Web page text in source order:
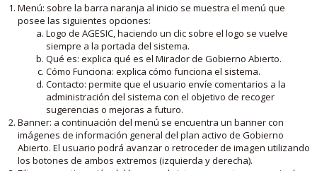
Menú: sobre la barra naranja al inicio se muestra el menú que
posee las siguientes opciones:
Logo de AGESIC, haciendo un clic sobre el logo se vuelve
siempre a la portada del sistema.
Qué es: explica qué es el Mirador de Gobierno Abierto.
Cómo Funciona: explica cómo funciona el sistema.
Contacto: permite que el usuario envíe comentarios a la
administración del sistema con el objetivo de recoger
sugerencias o mejoras a futuro.
Banner: a continuación del menú se encuentra un banner con
imágenes de información general del plan activo de Gobierno
Abierto. El usuario podrá avanzar o retroceder de imagen utilizando
los botones de ambos extremos (izquierda y derecha).